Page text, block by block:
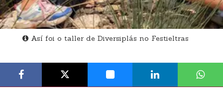
Así foi o taller de Diversiplás no Festieltras